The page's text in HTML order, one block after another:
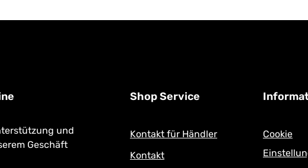
und
Geschäft
Shop Service
Kontakt für Händler
Kontakt
Cookie